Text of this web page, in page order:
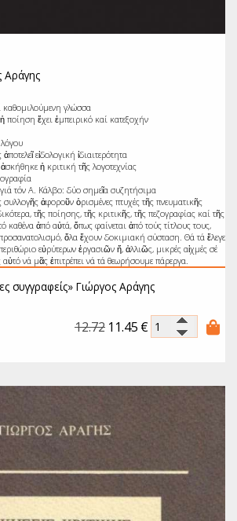
Αράγης
γλώσσα
ποίηση ἔχει ἐμπειρικό καί κατεξοχήν
εἰδολογική ἰδιαιτερότητα
ἀσκήθηκε ἡ κριτική τῆς λογοτεχνίας
τόν Α. Κάλβο: δύο σημεῖα συζητήσιμα
συλλογῆς ἀφοροῦν ὁρισμένες πτυχές τῆς πνευματικῆς
τῆς ποίησης, τῆς κριτικῆς, τῆς πεζογραφίας καί τῆς
ἀπό αὐτά, ὅπως φαίνεται ἀπό τούς τίτλους τους,
ὅλα ἔχουν δοκιμιακή σύσταση. Θά τά ἔλεγε
εὐρύτερων ἐργασιῶν ἤ, ἀλλιῶς, μικρές αἰχμές σέ
νά μᾶς ἐπιτρέπει νά τά θεωρήσουμε πάρεργα.
συγγραφείς»Γιώργος Αράγης
12.72 11.45 €